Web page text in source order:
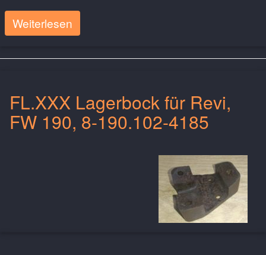
Weiterlesen
FL.XXX Lagerbock für Revi,
FW 190, 8-190.102-4185